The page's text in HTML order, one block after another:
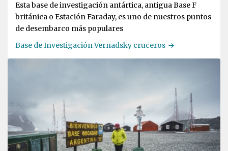
Esta base de investigación antártica, antigua Base F
británica o Estación Faraday, es uno de nuestros puntos
de desembarco más populares
Base de Investigación Vernadsky cruceros